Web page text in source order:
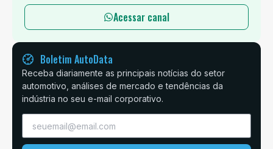
Acessar canal
Boletim AutoData
Receba diariamente as principais notícias do setor
automotivo, análises de mercado e tendências da
indústria no seu e-mail corporativo.